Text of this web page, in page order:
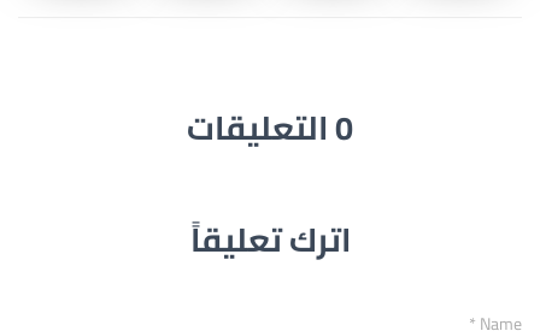
0 التعليقات
اترك تعليقاً
Name
*